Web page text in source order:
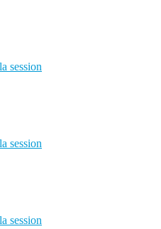
session
session
session